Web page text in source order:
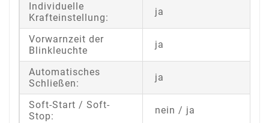
Individuelle
Krafteinstellung:
ja
Vorwarnzeit der
Blinkleuchte
ja
Automatisches
Schließen:
ja
Soft-Start / Soft-
Stop:
nein / ja